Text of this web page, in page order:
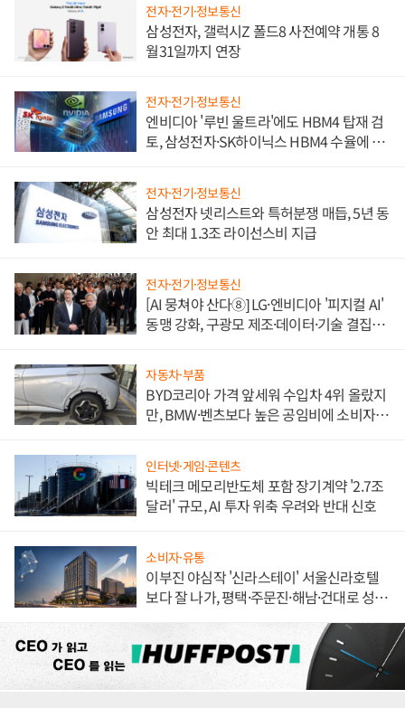
전자·전기·정보통신
삼성전자, 갤럭시Z 폴드8 사전예약 개통 8
월31일까지 연장
전자·전기·정보통신
엔비디아 '루빈 울트라'에도 HBM4 탑재 검
토, 삼성전자·SK하이닉스 HBM4 수율에 주
전자·전기·정보통신
삼성전자 넷리스트와 특허분쟁 매듭, 5년 동
안 최대 1.3조 라이선스비 지급
전자·전기·정보통신
[AI 뭉쳐야 산다⑧] LG·엔비디아 '피지컬 AI'
동맹 강화, 구광모 제조·데이터·기술 결집
자동차·부품
BYD코리아 가격 앞세워 수입차 4위 올랐지
만, BMW·벤츠보다 높은 공임비에 소비자
인터넷·게임·콘텐츠
빅테크 메모리반도체 포함 장기계약 '2.7조
달러' 규모, AI 투자 위축 우려와 반대 신호
소비자·유통
이부진 야심작 '신라스테이' 서울신라호텔
보다 잘 나가, 평택·주문진·해남·건대로 성